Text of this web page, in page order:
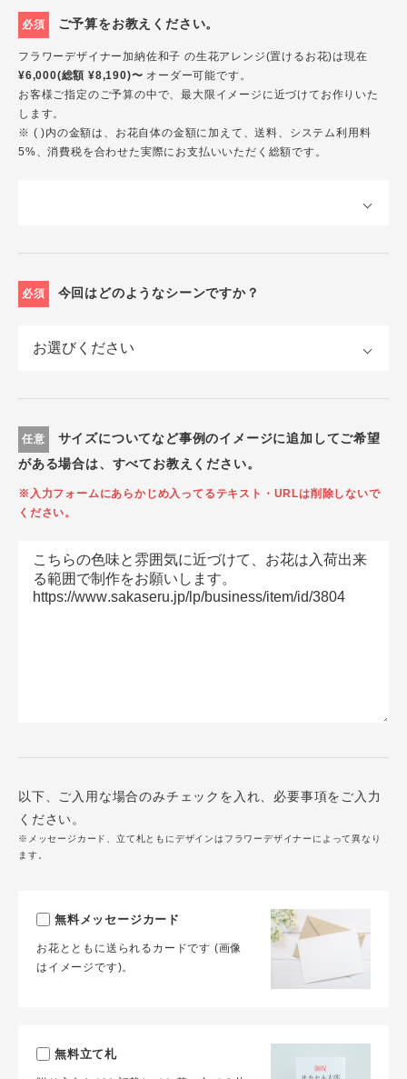
必須 ご予算をお教えください。
フラワーデザイナー加納佐和子 の生花アレンジ(置けるお花)は現在
¥6,000(総額 ¥8,190)〜 オーダー可能です。
お客様ご指定のご予算の中で、最大限イメージに近づけてお作りいた
します。
※ ( )内の金額は、お花自体の金額に加えて、送料、システム利用料
5%、消費税を合わせた実際にお支払いいただく総額です。
必須 今回はどのようなシーンですか？
任意
サイズについてなど事例のイメージに追加してご希望
がある場合は、すべてお教えください。
※入力フォームにあらかじめ入ってるテキスト・URLは削除しないで
ください。
以下、ご入用な場合のみチェックを入れ、必要事項をご入力
ください。
※メッセージカード、立て札ともにデザインはフラワーデザイナーによって異なり
ます。
無料メッセージカード
お花とともに送られるカードです (画像
はイメージです)。
無料立て札